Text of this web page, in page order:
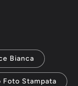
Bianca
Foto Stampata